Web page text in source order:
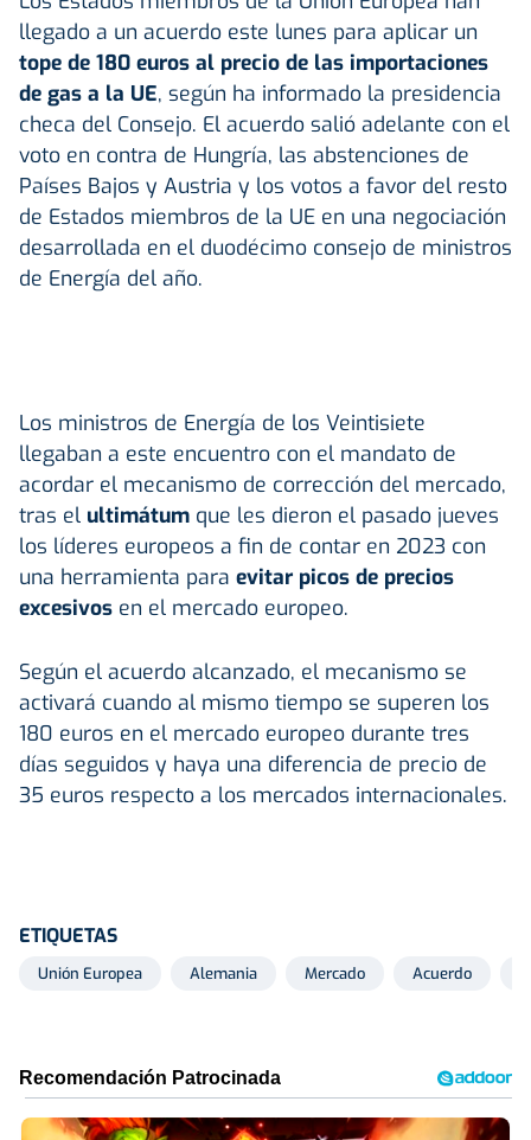
llegado a un acuerdo este lunes para aplicar un
tope de 180 euros al precio de las importaciones
de gas a la UE, según ha informado la presidencia
checa del Consejo. El acuerdo salió adelante con el
voto en contra de Hungría, las abstenciones de
Países Bajos y Austria y los votos a favor del resto
de Estados miembros de la UE en una negociación
desarrollada en el duodécimo consejo de ministros
de Energía del año.
Los ministros de Energía de los Veintisiete
llegaban a este encuentro con el mandato de
acordar el mecanismo de corrección del mercado,
tras el ultimátum que les dieron el pasado jueves
los líderes europeos a fin de contar en 2023 con
una herramienta para evitar picos de precios
excesivos en el mercado europeo.
Según el acuerdo alcanzado, el mecanismo se
activará cuando al mismo tiempo se superen los
180 euros en el mercado europeo durante tres
días seguidos y haya una diferencia de precio de
35 euros respecto a los mercados internacionales.
ETIQUETAS
Unión Europea Alemania Mercado Acuerdo